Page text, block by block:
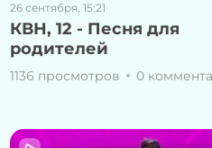
26 сентября, 15:21
КВН, 12 - Песня для
родителей
1136 просмотров 0